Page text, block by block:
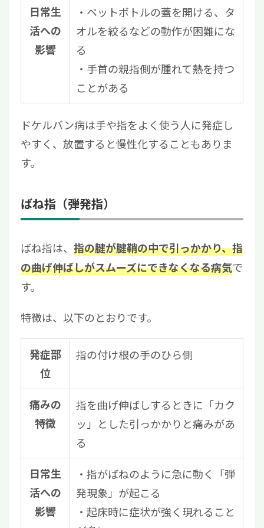
日常生
活への
影響
・ペットボトルの蓋を開ける、タ
オルを絞るなどの動作が困難にな
る
・手首の親指側が腫れて熱を持つ
ことがある
ドケルバン病は手や指をよく使う人に発症し
やすく、放置すると慢性化することもありま
す。
ばね指（弾発指）
ばね指は、 指の腱が腱鞘の中で引っかかり、指
の曲げ伸ばしがスムーズにできなくなる病気で
す。
特徴は、以下のとおりです。
発症部
位
指の付け根の手のひら側
痛みの
特徴
指を曲げ伸ばしするときに「カク
ッ」とした引っかかりと痛みがあ
る
日常生
活への
影響
・指がばねのように急に動く「弾
発現象」が起こる
・起床時に症状が強く現れること